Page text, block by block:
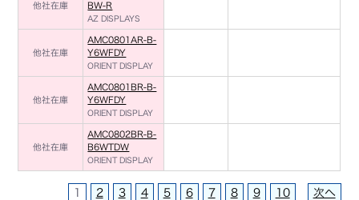
他社在庫
BW-R
AZ DISPLAYS
他社在庫
AMC0801AR-B-
Y6WFDY
ORIENT DISPLAY
他社在庫
AMC0801BR-B-
Y6WFDY
ORIENT DISPLAY
他社在庫
AMC0802BR-B-
B6WTDW
ORIENT DISPLAY
1 2 3 4 5 6 7 8 9 10 次へ